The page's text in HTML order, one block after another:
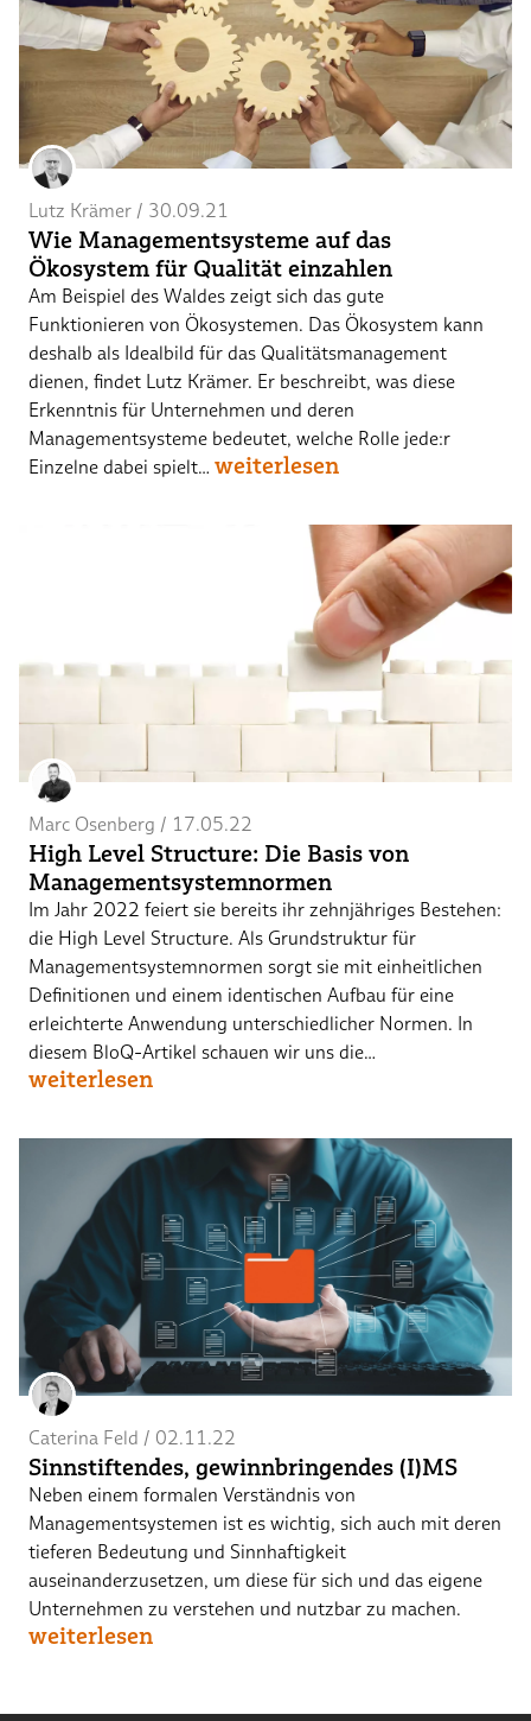
Lutz Krämer / 30.09.21
Wie Managementsysteme auf das
Ökosystem für Qualität einzahlen
Am Beispiel des Waldes zeigt sich das gute
Funktionieren von Ökosystemen. Das Ökosystem kann
deshalb als Idealbild für das Qualitätsmanagement
dienen, findet Lutz Krämer. Er beschreibt, was diese
Erkenntnis für Unternehmen und deren
Managementsysteme bedeutet, welche Rolle jede:r
Einzelne dabei spielt… weiterlesen
Marc Osenberg / 17.05.22
High Level Structure: Die Basis von
Managementsystemnormen
Im Jahr 2022 feiert sie bereits ihr zehnjähriges Bestehen:
die High Level Structure. Als Grundstruktur für
Managementsystemnormen sorgt sie mit einheitlichen
Definitionen und einem identischen Aufbau für eine
erleichterte Anwendung unterschiedlicher Normen. In
diesem BloQ-Artikel schauen wir uns die…
weiterlesen
Caterina Feld / 02.11.22
Sinnstiftendes, gewinnbringendes (I)MS
Neben einem formalen Verständnis von
Managementsystemen ist es wichtig, sich auch mit deren
tieferen Bedeutung und Sinnhaftigkeit
auseinanderzusetzen, um diese für sich und das eigene
Unternehmen zu verstehen und nutzbar zu machen.
weiterlesen